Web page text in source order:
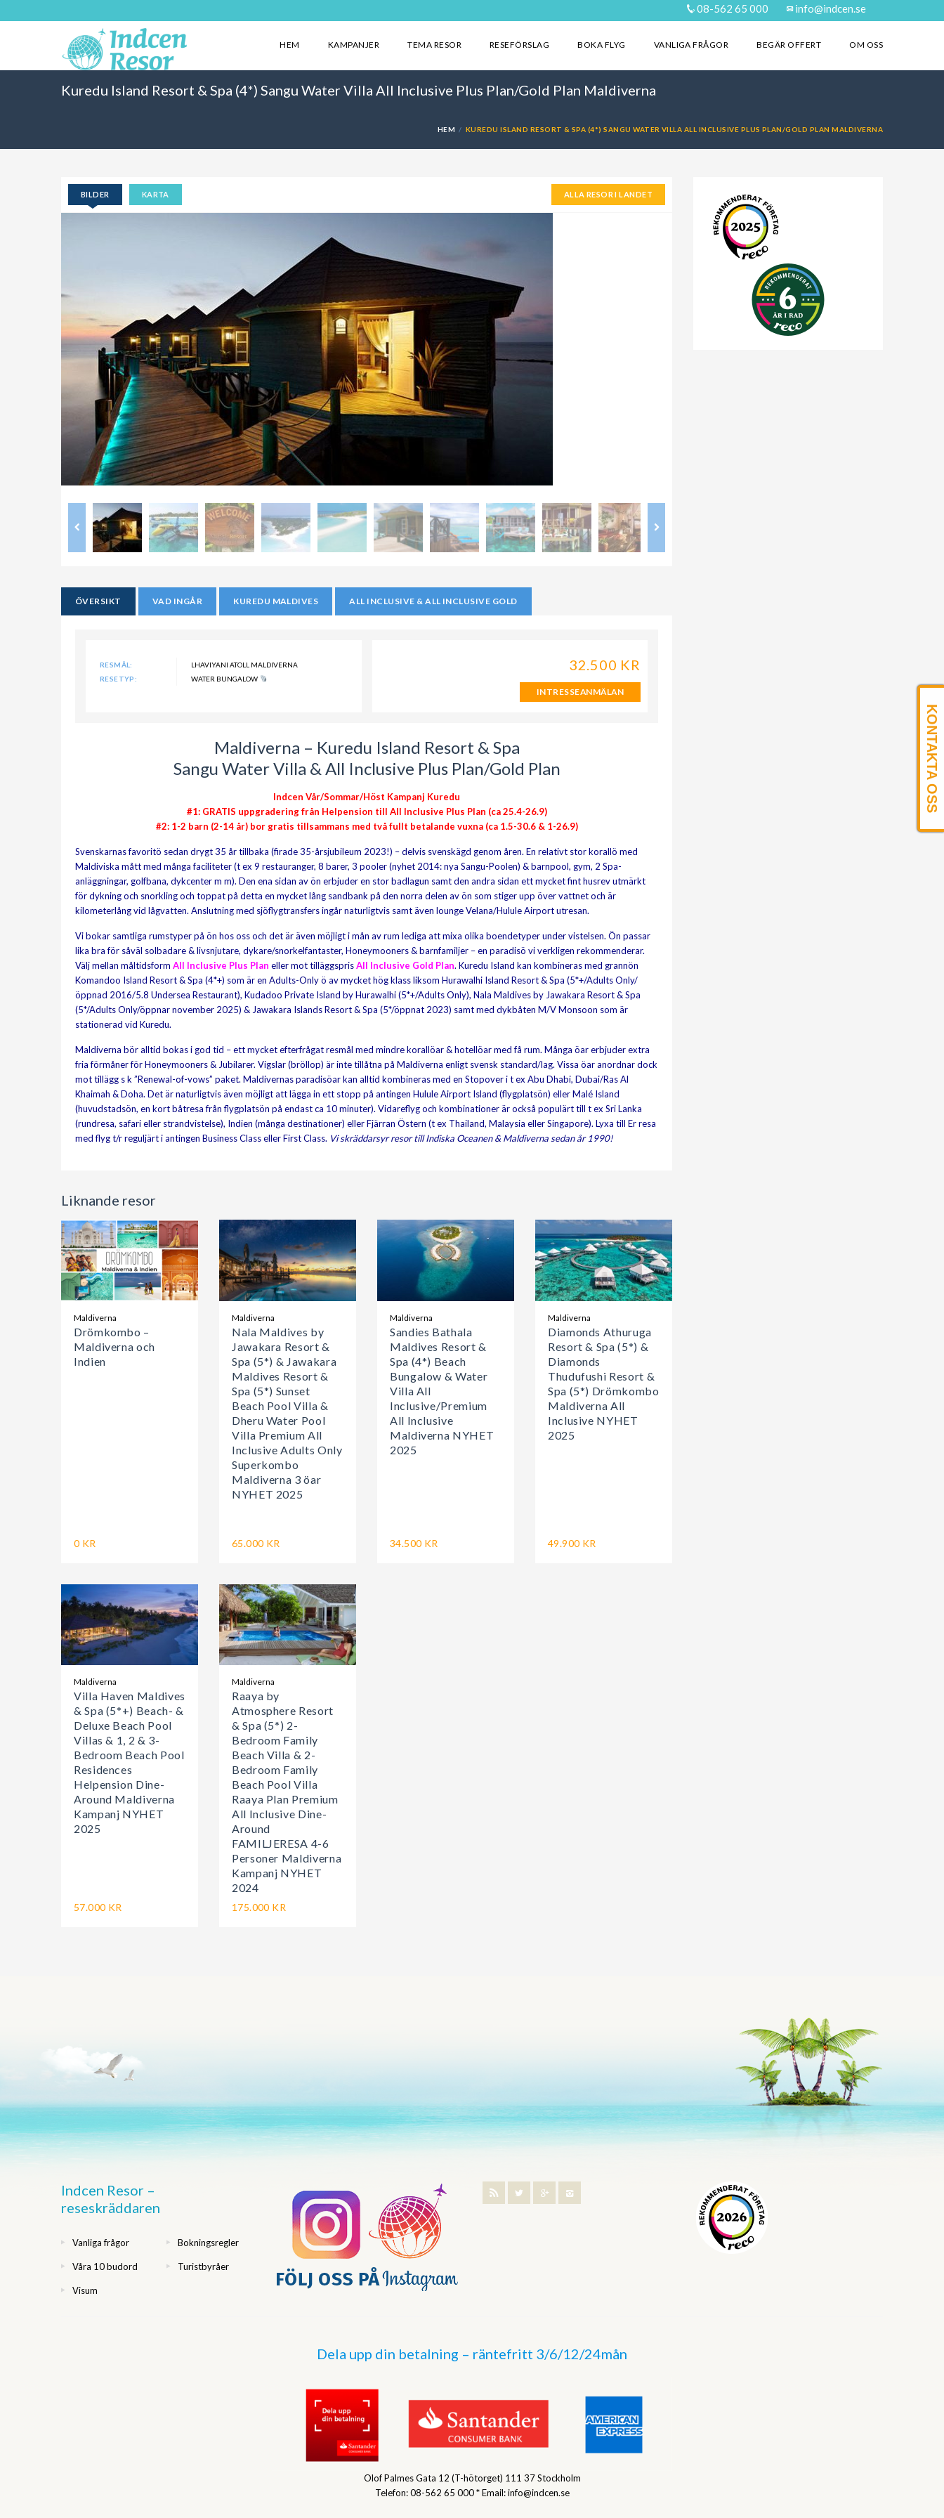
08-562 65 000 info@indcen.se
HEM KAMPANJER TEMA RESOR RESEFÖRSLAG BOKA FLYG VANLIGA FRÅGOR BEGÄR OFFERT OM OSS
Kuredu Island Resort & Spa (4*) Sangu Water Villa All Inclusive Plus Plan/Gold Plan Maldiverna
HEM KUREDU ISLAND RESORT & SPA (4*) SANGU WATER VILLA ALL INCLUSIVE PLUS PLAN/GOLD PLAN MALDIVERNA
BILDER KARTA ALLA RESOR I LANDET
ÖVERSIKT VAD INGÅR KUREDU MALDIVES ALL INCLUSIVE & ALL INCLUSIVE GOLD
RESMÅL:
LHAVIYANI ATOLL MALDIVERNA
RESETYP:
WATER BUNGALOW
32.500 KR
INTRESSEANMÄLAN
Maldiverna – Kuredu Island Resort & Spa
Sangu Water Villa & All Inclusive Plus Plan/Gold Plan
Indcen Vår/Sommar/Höst Kampanj Kuredu
#1: GRATIS uppgradering från Helpension till All Inclusive Plus Plan (ca 25.4-26.9)
#2: 1-2 barn (2-14 år) bor gratis tillsammans med två fullt betalande vuxna (ca 1.5-30.6 & 1-26.9)
Svenskarnas favoritö sedan drygt 35 år tillbaka (firade 35-årsjubileum 2023!) – delvis svenskägd genom åren. En relativt stor korallö med
Maldiviska mått med många faciliteter (t ex 9 restauranger, 8 barer, 3 pooler (nyhet 2014: nya Sangu-Poolen) & barnpool, gym, 2 Spa-
anläggningar, golfbana, dykcenter m m). Den ena sidan av ön erbjuder en stor badlagun samt den andra sidan ett mycket fint husrev utmärkt
för dykning och snorkling och toppat på detta en mycket lång sandbank på den norra delen av ön som stiger upp över vattnet och är
kilometerlång vid lågvatten. Anslutning med sjöflygtransfers ingår naturligtvis samt även lounge Velana/Hulule Airport utresan.
Vi bokar samtliga rumstyper på ön hos oss och det är även möjligt i mån av rum lediga att mixa olika boendetyper under vistelsen. Ön passar
lika bra för såväl solbadare & livsnjutare, dykare/snorkelfantaster, Honeymooners & barnfamiljer – en paradisö vi verkligen rekommenderar.
Välj mellan måltidsform All Inclusive Plus Plan eller mot tilläggsprisAll Inclusive Gold Plan. Kuredu Island kan kombineras med grannön
Komandoo Island Resort & Spa (4*+) som är en Adults-Only ö av mycket hög klass liksom Hurawalhi Island Resort & Spa (5*+/Adults Only/
öppnad 2016/5.8 Undersea Restaurant), Kudadoo Private Island by Hurawalhi (5*+/Adults Only), Nala Maldives by Jawakara Resort & Spa
(5*/Adults Only/öppnar november 2025) & Jawakara Islands Resort & Spa (5*/öppnat 2023) samt med dykbåten M/V Monsoon som är
stationerad vid Kuredu.
Maldiverna bör alltid bokas i god tid – ett mycket efterfrågat resmål med mindre korallöar & hotellöar med få rum. Många öar erbjuder extra
fria förmåner för Honeymooners & Jubilarer. Vigslar (bröllop) är inte tillåtna på Maldiverna enligt svensk standard/lag. Vissa öar anordnar dock
mot tillägg s k ”Renewal-of-vows” paket. Maldivernas paradisöar kan alltid kombineras med en Stopover i t ex Abu Dhabi, Dubai/Ras Al
Khaimah & Doha. Det är naturligtvis även möjligt att lägga in ett stopp på antingen Hulule Airport Island (flygplatsön) eller Malé Island
(huvudstadsön, en kort båtresa från flygplatsön på endast ca 10 minuter). Vidareflyg och kombinationer är också populärt till t ex Sri Lanka
(rundresa, safari eller strandvistelse), Indien (många destinationer) eller Fjärran Östern (t ex Thailand, Malaysia eller Singapore). Lyxa till Er resa
med flyg t/r reguljärt i antingen Business Class eller First Class. Vi skräddarsyr resor till Indiska Oceanen & Maldiverna sedan år 1990!
Liknande resor
Maldiverna
Drömkombo –
Maldiverna och
Indien
0 KR
Maldiverna
Nala Maldives by
Jawakara Resort &
Spa (5*) & Jawakara
Maldives Resort &
Spa (5*) Sunset
Beach Pool Villa &
Dheru Water Pool
Villa Premium All
Inclusive Adults Only
Superkombo
Maldiverna 3 öar
NYHET 2025
65.000 KR
Maldiverna
Sandies Bathala
Maldives Resort &
Spa (4*) Beach
Bungalow & Water
Villa All
Inclusive/Premium
All Inclusive
Maldiverna NYHET
2025
34.500 KR
Maldiverna
Diamonds Athuruga
Resort & Spa (5*) &
Diamonds
Thudufushi Resort &
Spa (5*) Drömkombo
Maldiverna All
Inclusive NYHET
2025
49.900 KR
Maldiverna
Villa Haven Maldives
& Spa (5*+) Beach- &
Deluxe Beach Pool
Villas & 1, 2 & 3-
Bedroom Beach Pool
Residences
Helpension Dine-
Around Maldiverna
Kampanj NYHET
2025
57.000 KR
Maldiverna
Raaya by
Atmosphere Resort
& Spa (5*) 2-
Bedroom Family
Beach Villa & 2-
Bedroom Family
Beach Pool Villa
Raaya Plan Premium
All Inclusive Dine-
Around
FAMILJERESA 4-6
Personer Maldiverna
Kampanj NYHET
2024
175.000 KR
Indcen Resor –
reseskräddaren
Vanliga frågor Bokningsregler
Våra 10 budord Turistbyråer
Visum
Dela upp din betalning – räntefritt 3/6/12/24mån
Olof Palmes Gata 12 (T-hötorget) 111 37 Stockholm
Telefon: 08-562 65 000 * Email: info@indcen.se
KONTAKTA OSS